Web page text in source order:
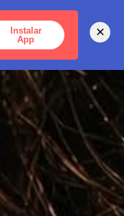
CARTAGENA
Instalar
App
×